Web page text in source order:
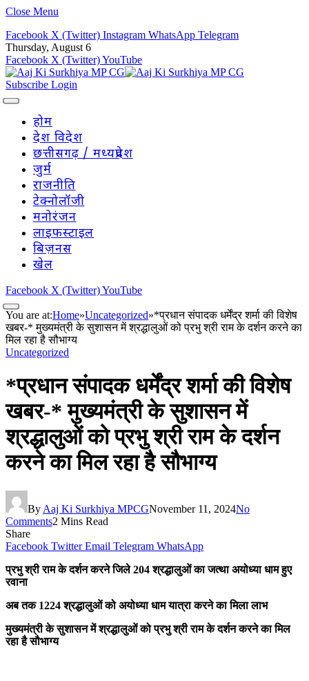
Close Menu
Facebook X (Twitter) Instagram WhatsApp Telegram
Thursday, August 6
Facebook X (Twitter)YouTube
Subscribe Login
होम
देश विदेश
छत्तीसगढ़ / मध्यप्रदेश
जुर्म
राजनीति
टेक्नोलॉजी
मनोरंजन
लाइफस्टाइल
बिज़नस
खेल
Facebook X (Twitter)YouTube
You are at:Home»Uncategorized»*प्रधान संपादक धर्मेंद्र शर्मा की विशेष
खबर-* मुख्यमंत्री के सुशासन में श्रद्धालुओं को प्रभु श्री राम के दर्शन करने का
मिल रहा है सौभाग्य
Uncategorized
*प्रधान संपादक धर्मेंद्र शर्मा की विशेष
खबर-* मुख्यमंत्री के सुशासन में
श्रद्धालुओं को प्रभु श्री राम के दर्शन
करने का मिल रहा है सौभाग्य
By Aaj Ki Surkhiya MPCGNovember 11, 2024No
Comments2 Mins Read
Share
Facebook Twitter Email Telegram WhatsApp
प्रभु श्री राम के दर्शन करने जिले 204 श्रद्धालुओं का जत्था अयोध्या धाम हुए
रवाना
अब तक 1224 श्रद्धालुओं को अयोध्या धाम यात्रा करने का मिला लाभ
मुख्यमंत्री के सुशासन में श्रद्धालुओं को प्रभु श्री राम के दर्शन करने का मिल
रहा है सौभाग्य